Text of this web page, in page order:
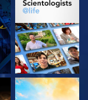
DÉCOUVRIR LES